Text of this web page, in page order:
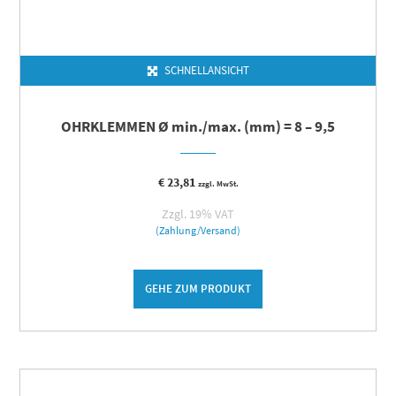
SCHNELLANSICHT
OHRKLEMMEN Ø min./max. (mm) = 8 – 9,5
€23,81 zzgl. MwSt.
Zzgl. 19% VAT
(Zahlung/Versand)
GEHE ZUM PRODUKT